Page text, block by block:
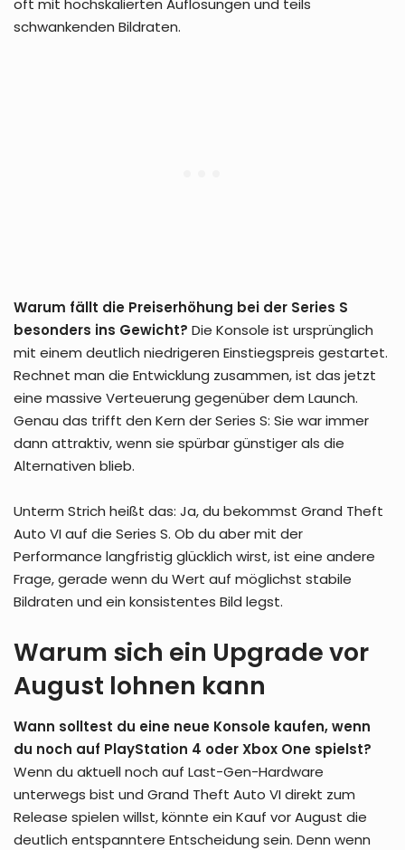
oft mit hochskalierten Auflösungen und teils
schwankenden Bildraten.
Warum fällt die Preiserhöhung bei der Series S
besonders ins Gewicht? Die Konsole ist ursprünglich
mit einem deutlich niedrigeren Einstiegspreis gestartet.
Rechnet man die Entwicklung zusammen, ist das jetzt
eine massive Verteuerung gegenüber dem Launch.
Genau das trifft den Kern der Series S: Sie war immer
dann attraktiv, wenn sie spürbar günstiger als die
Alternativen blieb.
Unterm Strich heißt das: Ja, du bekommst Grand Theft
Auto VI auf die Series S. Ob du aber mit der
Performance langfristig glücklich wirst, ist eine andere
Frage, gerade wenn du Wert auf möglichst stabile
Bildraten und ein konsistentes Bild legst.
Warum sich ein Upgrade vor
August lohnen kann
Wann solltest du eine neue Konsole kaufen, wenn
du noch auf PlayStation 4 oder Xbox One spielst?
Wenn du aktuell noch auf Last-Gen-Hardware
unterwegs bist und Grand Theft Auto VI direkt zum
Release spielen willst, könnte ein Kauf vor August die
deutlich entspanntere Entscheidung sein. Denn wenn